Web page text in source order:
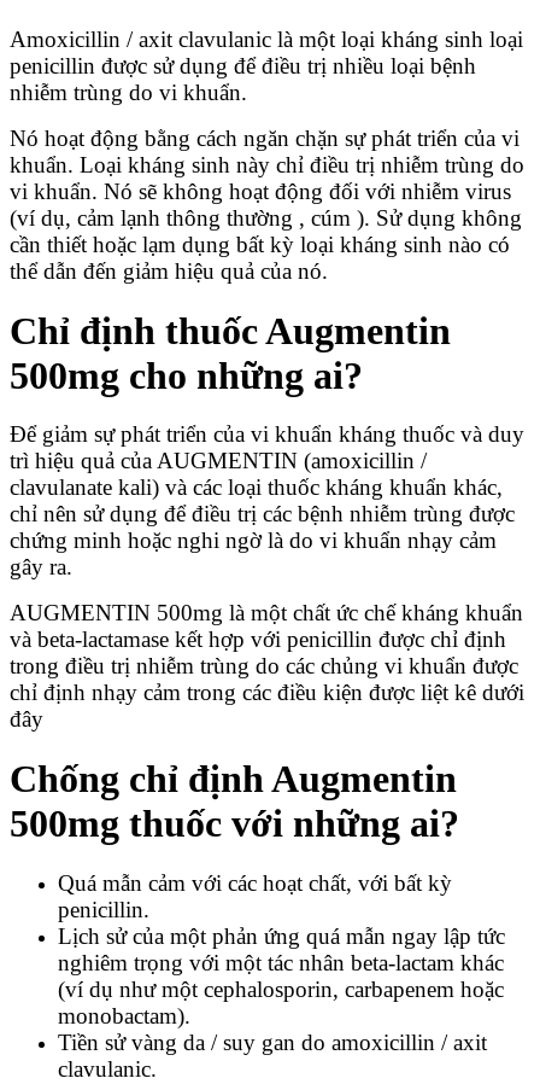
Amoxicillin / axit clavulanic là một loại kháng sinh loại
penicillin được sử dụng để điều trị nhiều loại bệnh
nhiễm trùng do vi khuẩn.
Nó hoạt động bằng cách ngăn chặn sự phát triển của vi
khuẩn. Loại kháng sinh này chỉ điều trị nhiễm trùng do
vi khuẩn. Nó sẽ không hoạt động đối với nhiễm virus
(ví dụ, cảm lạnh thông thường , cúm ). Sử dụng không
cần thiết hoặc lạm dụng bất kỳ loại kháng sinh nào có
thể dẫn đến giảm hiệu quả của nó.
Chỉ định thuốc Augmentin
500mg cho những ai?
Để giảm sự phát triển của vi khuẩn kháng thuốc và duy
trì hiệu quả của AUGMENTIN (amoxicillin /
clavulanate kali) và các loại thuốc kháng khuẩn khác,
chỉ nên sử dụng để điều trị các bệnh nhiễm trùng được
chứng minh hoặc nghi ngờ là do vi khuẩn nhạy cảm
gây ra.
AUGMENTIN 500mg là một chất ức chế kháng khuẩn
và beta-lactamase kết hợp với penicillin được chỉ định
trong điều trị nhiễm trùng do các chủng vi khuẩn được
chỉ định nhạy cảm trong các điều kiện được liệt kê dưới
đây
Chống chỉ định Augmentin
500mg thuốc với những ai?
Quá mẫn cảm với các hoạt chất, với bất kỳ
penicillin.
Lịch sử của một phản ứng quá mẫn ngay lập tức
nghiêm trọng với một tác nhân beta-lactam khác
(ví dụ như một cephalosporin, carbapenem hoặc
monobactam).
Tiền sử vàng da / suy gan do amoxicillin / axit
clavulanic.